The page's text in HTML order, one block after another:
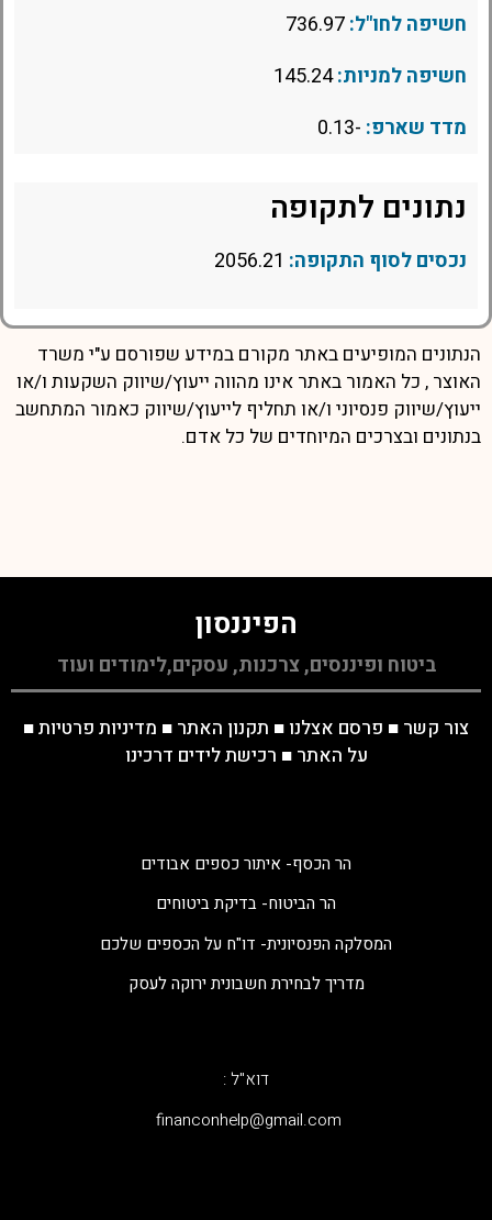
חשיפה לחו"ל:
חשיפה למניות:145.24
מדד שארפ: -0.13
נתונים לתקופה
נכסים לסוף התקופה:
הנתונים המופיעים באתר מקורם במידע שפורסם ע"י משרד
האוצר , כל האמור באתר אינו מהווה ייעוץ/שיווק השקעות ו/או
ייעוץ/שיווק פנסיוני ו/או תחליף לייעוץ/שיווק כאמור המתחשב
בנתונים ובצרכים המיוחדים של כל אדם.
הפיננסון
ביטוח ופיננסים, צרכנות, עסקים,לימודים ועוד
צור קשר ■ פרסם אצלנו ■ תקנון האתר ■ מדיניות פרטיות■
על האתר ■ רכישת לידים דרכינו
הר הכסף- איתור כספים אבודים
הר הביטוח- בדיקת ביטוחים
המסלקה הפנסיונית- דו"ח על הכספים שלכם
מדריך לבחירת חשבונית ירוקה לעסק
דוא"ל :
‫financonhelp@gmail.com‬